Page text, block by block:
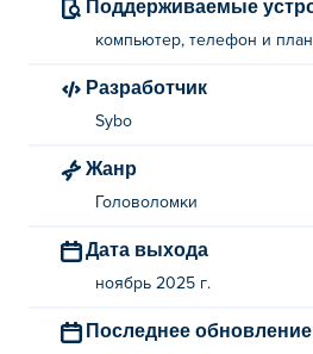
Щелкните или коснитесь двух
Кто создал Subway Surfers
в другие их игры на Poki (Поки):
Surfers Blast?
на Poki.
Поддерживаемые
компьютер, телефон и
Разработчик
Sybo
Жанр
Головоломки
Дата выхода
ноябрь 2025 г.
Последнее обновление